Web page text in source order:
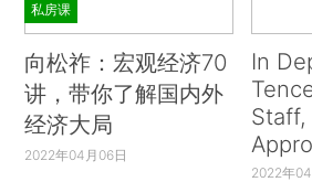
私房课
向松祚：宏观经济70
讲，带你了解国内外
经济大局
2022年04月06日
In
Staff,
2022年